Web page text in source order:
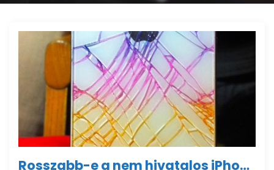
Rosszabb-e a nem hivatalos iPhone szerviz a gyárinál?